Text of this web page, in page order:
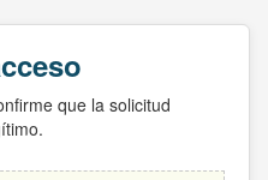
que la solicitud